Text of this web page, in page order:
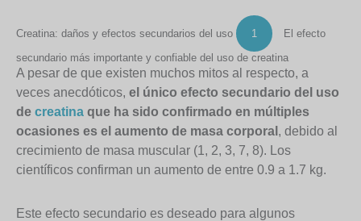
Creatina: daños y efectos secundarios del uso 1
El efecto
secundario más importante y confiable del uso de creatina
A pesar de que existen muchos mitos al respecto, a
veces anecdóticos, el único efecto secundario del uso
de creatina que ha sido confirmado en múltiples
ocasiones es el aumento de masa corporal , debido al
crecimiento de masa muscular (1, 2, 3, 7, 8). Los
científicos confirman un aumento de entre 0.9 a 1.7 kg.
Este efecto secundario es deseado para algunos